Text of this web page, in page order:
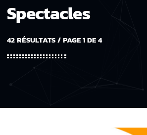
Spectacles
42 RÉSULTATS / PAGE 1 DE 4